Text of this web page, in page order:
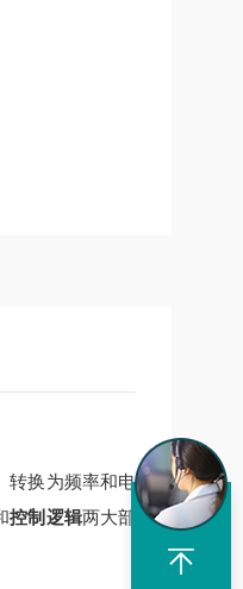
转换为频率和电
控制逻辑两大部